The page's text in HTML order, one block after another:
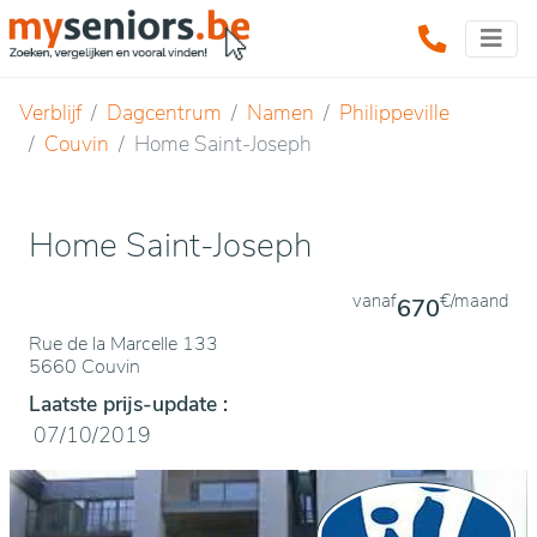
Verblijf Dagcentrum Namen
Philippeville
Couvin
Home Saint-Joseph
Home Saint-Joseph
Rue de la Marcelle 133
5660 Couvin
vanaf670€/maand
Laatste prijs-update :
07/10/2019